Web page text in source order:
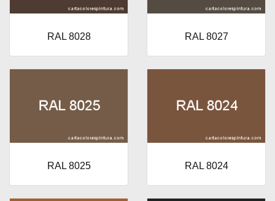
RAL 8028 RAL 8027
RAL 8025 RAL 8024